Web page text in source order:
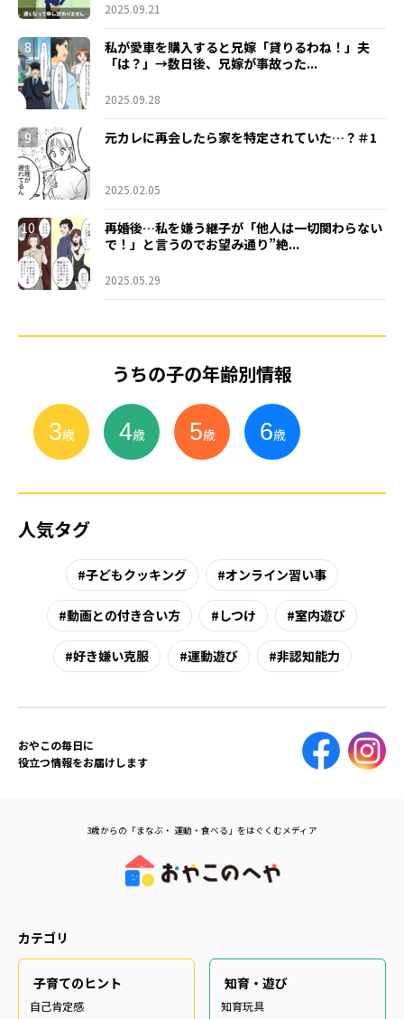
2025.09.21
8
私が愛車を購入すると兄嫁「貸りるわね！」夫
「は？」→数日後、兄嫁が事故った...
2025.09.28
9 元カレに再会したら家を特定されていた…？＃1
2025.02.05
10
再婚後…私を嫌う継子が「他人は一切関わらない
で！」と言うのでお望み通り”絶...
2025.05.29
うちの子の年齢別情報
3歳 4歳 5歳 6歳
人気タグ
子どもクッキング オンライン習い事
動画との付き合い方 しつけ 室内遊び
好き嫌い克服 運動遊び 非認知能力
おやこの毎日に
役立つ情報をお届けします
3歳からの「まなぶ・ 運動・食べる」をはぐくむメディア
カテゴリ
子育てのヒント
自己肯定感
知育・遊び
知育玩具